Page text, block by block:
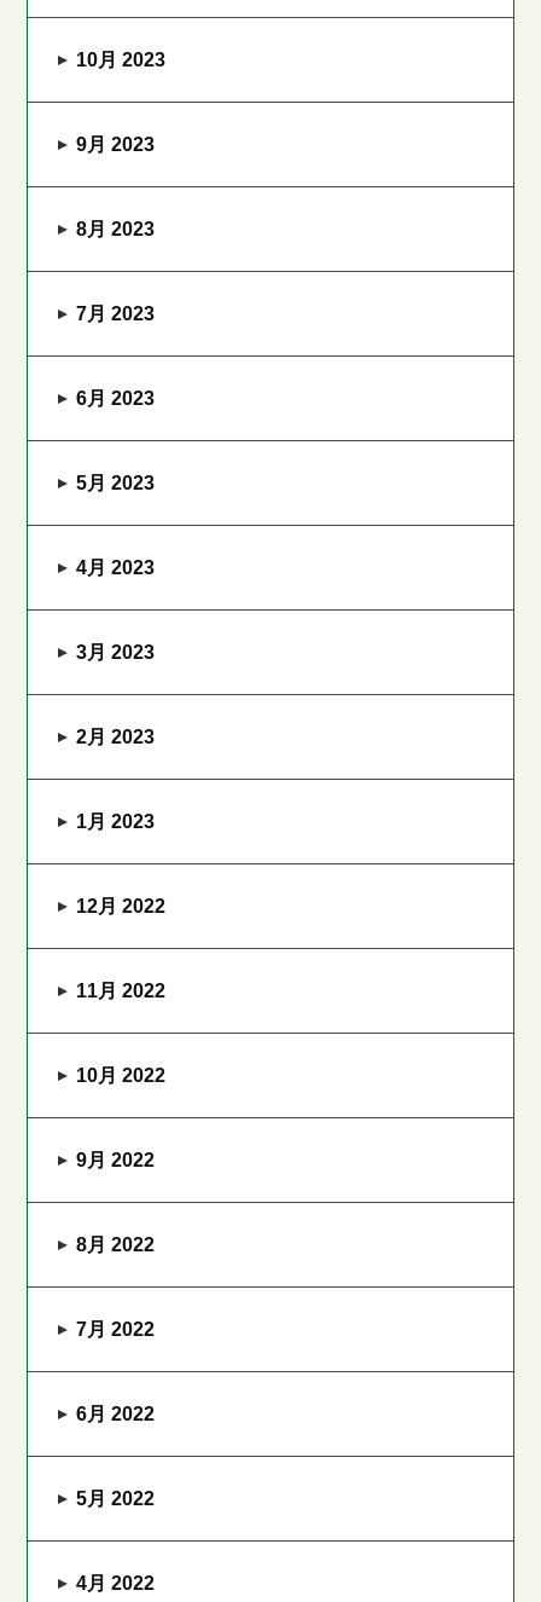
10月 2023
9月 2023
8月 2023
7月 2023
6月 2023
5月 2023
4月 2023
3月 2023
2月 2023
1月 2023
12月 2022
11月 2022
10月 2022
9月 2022
8月 2022
7月 2022
6月 2022
5月 2022
4月 2022